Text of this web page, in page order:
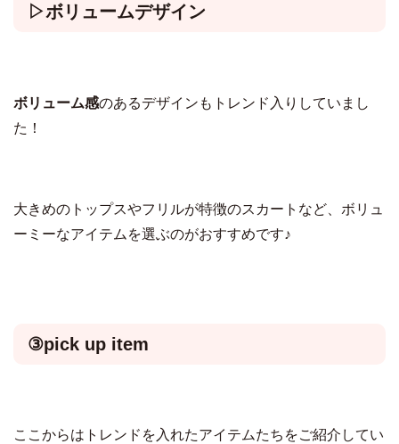
▷ボリュームデザイン
ボリューム感のあるデザインもトレンド入りしていまし
た！
大きめのトップスやフリルが特徴のスカートなど、ボリュ
ーミーなアイテムを選ぶのがおすすめです♪
③pick up item
ここからはトレンドを入れたアイテムたちをご紹介してい